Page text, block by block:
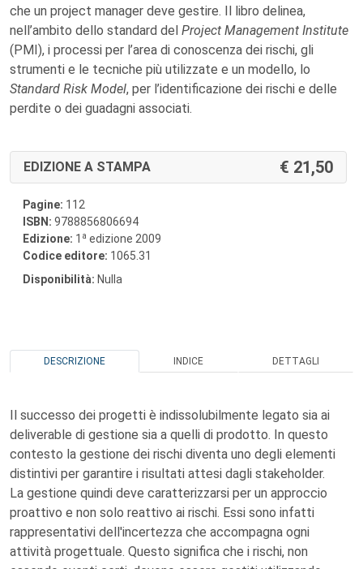
che un project manager deve gestire. Il libro delinea,
nell’ambito dello standard del Project Management Institute
(PMI), i processi per l’area di conoscenza dei rischi, gli
strumenti e le tecniche più utilizzate e un modello, lo
Standard Risk Model, per l’identificazione dei rischi e delle
perdite o dei guadagni associati.
EDIZIONE A STAMPA 21,50
Pagine: 112
ISBN: 9788856806694
Edizione: 1 a edizione 2009
Codice editore: 1065.31
Disponibilità: Nulla
DESCRIZIONE INDICE DETTAGLI
Il successo dei progetti è indissolubilmente legato sia ai
deliverable di gestione sia a quelli di prodotto. In questo
contesto la gestione dei rischi diventa uno degli elementi
distintivi per garantire i risultati attesi dagli stakeholder.
La gestione quindi deve caratterizzarsi per un approccio
proattivo e non solo reattivo ai rischi. Essi sono infatti
rappresentativi dell'incertezza che accompagna ogni
attività progettuale. Questo significa che i rischi, non